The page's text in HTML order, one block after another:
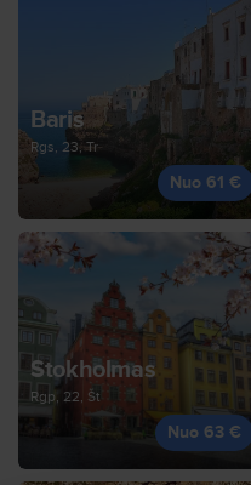
Baris
Rgs, 23, Tr
Nuo 61 €
Stokholmas
Rgp, 22, Št
Nuo 63 €